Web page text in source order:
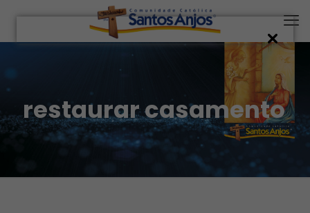
restaurar casamento